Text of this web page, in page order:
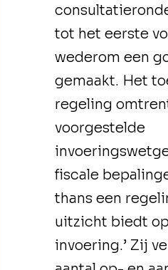
tot het eerste
wederom een
gemaakt. Het
regeling
voorgestelde
fiscale
thans een
uitzicht biedt
invoering.’ Zij